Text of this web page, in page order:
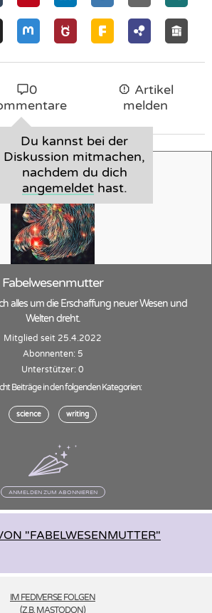
0
Du kannst bei der
Diskussion mitmachen,
nachdem du dich
angemeldethast.
Artikel
melden
Fabelwesenmutter
alles um die Erschaffung neuer Wesen und
Welten dreht.
Mitglied seit 25.4.2022
Abonnenten: 5
Unterstützer: 0
Beiträge in den folgenden Kategorien:
science writing
ANMELDEN ZUM ABONNIEREN
"FABELWESENMUTTER"
IM FEDIVERSE FOLGEN
(Z.B. MASTODON)